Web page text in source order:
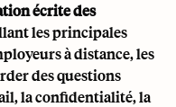
écrite des
les principales
à distance, les
des questions
la confidentialité, la